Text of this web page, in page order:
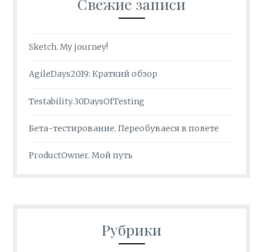
Sketch. My journey!
AgileDays2019: Краткий обзор
Testability.30DaysOfTesting
Бета-тестирование. Переобуваеся в полете
ProductOwner. Мой путь
Рубрики